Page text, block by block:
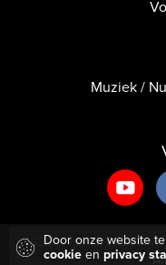
Door onze website
cookie en privacy
Muziek /
Copyright © 2026